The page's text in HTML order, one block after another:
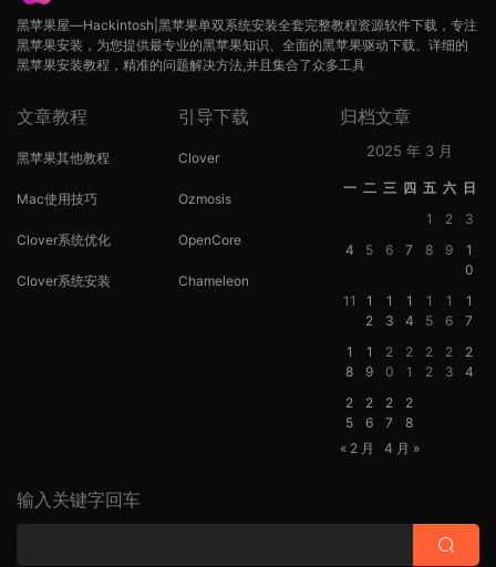
黑苹果屋—Hackintosh|黑苹果单双系统安装全套完整教程资源软件下载，专注
黑苹果安装，为您提供最专业的黑苹果知识、全面的黑苹果驱动下载、详细的
黑苹果安装教程，精准的问题解决方法,并且集合了众多工具
文章教程
黑苹果其他教程
Mac使用技巧
Clover系统优化
Clover系统安装
引导下载
Clover
Ozmosis
OpenCore
Chameleon
归档文章
2025 年 3 月
一 二 三 四 五 六 日
1
2
3
4
5 6 7 8 9
1
0
11
1
2
1
3
1
4
1
5
1
6
1
7
1
8
1
9
2
0
2
1
2
2
2
3
2
4
2
5
2
6
2
7
2
8
« 2 月
4 月 »
输入关键字回车